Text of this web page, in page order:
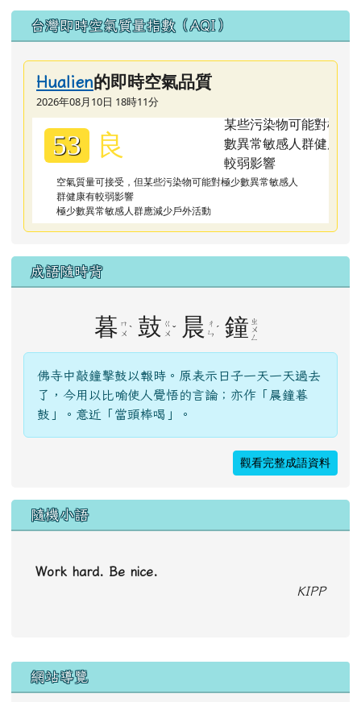
台灣即時空氣質量指數（AQI）
Hualien的即時空氣品質
2026年08月10日 18時11分
53 良
空氣質量可接受，但某些污染物可能對極少數異常敏感人
群健康有較弱影響
極少數異常敏感人群應減少戶外活動
成語隨時背
暮 ㄇ
ㄨ ˋ 鼓 ㄍ
ㄨ ˇ 晨
ㄔ
ㄣ ˊ 鐘 ㄓ
ㄨ
ㄥ
佛寺中敲鐘擊鼓以報時。原表示日子一天一天過去
了，今用以比喻使人覺悟的言論；亦作「晨鐘暮
鼓」。意近「當頭棒喝」。
觀看完整成語資料
隨機小語
Work hard. Be nice.
KIPP
右邊區域內容
網站導覽